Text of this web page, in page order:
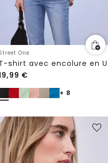
One
shirt avec encolure en U
€
+ 8